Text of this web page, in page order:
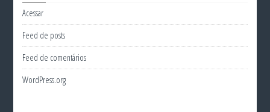
Acessar
Feed de posts
Feed de comentários
WordPress.org